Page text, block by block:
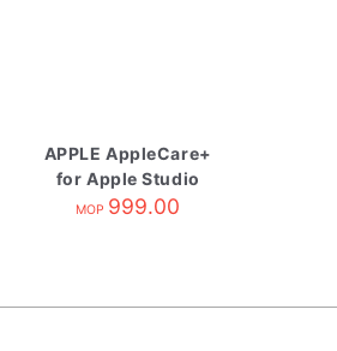
APPLE AppleCare+
for Apple Studio
Display
MOP 999.00